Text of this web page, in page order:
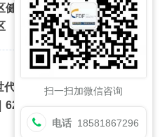
健康配料
代酒水消
愿为
扫一扫加微信咨询
电话 18581867296